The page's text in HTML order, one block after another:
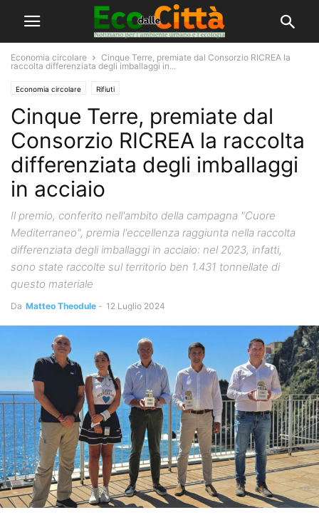
Economia circolare
Cinque Terre, premiate dal Consorzio RICREA la
raccolta differenziata degli imballaggi in...
Economia circolare Rifiuti
Cinque Terre, premiate dal
Consorzio RICREA la raccolta
differenziata degli imballaggi
in acciaio
Il premio, conferito nell'ambito della campagna "Cuore
Mediterraneo", premia l'eccellenza raggiunta nella raccolta
differenziata degli imballaggi in acciaio: nel 2023, infatti,
sono state raccolte sul territorio ben 1.431 tonnellate di
questo materiale
Da Matteo Theodule - 12 Luglio 2024